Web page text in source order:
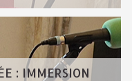
: IMMERSION